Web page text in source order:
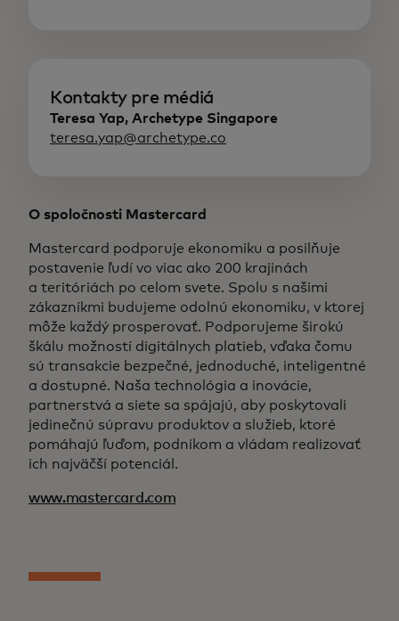
Kontakty pre médiá
Teresa Yap, Archetype Singapore
teresa.yap@archetype.co
O spoločnosti Mastercard
Mastercard podporuje ekonomiku a posilňuje
postavenie ľudí vo viac ako 200 krajinách
a teritóriách po celom svete. Spolu s našimi
zákazníkmi budujeme odolnú ekonomiku, v ktorej
môže každý prosperovať. Podporujeme širokú
škálu možností digitálnych platieb, vďaka čomu
sú transakcie bezpečné, jednoduché, inteligentné
a dostupné. Naša technológia a inovácie,
partnerstvá a siete sa spájajú, aby poskytovali
jedinečnú súpravu produktov a služieb, ktoré
pomáhajú ľuďom, podnikom a vládam realizovať
ich najväčší potenciál.
www.mastercard.com